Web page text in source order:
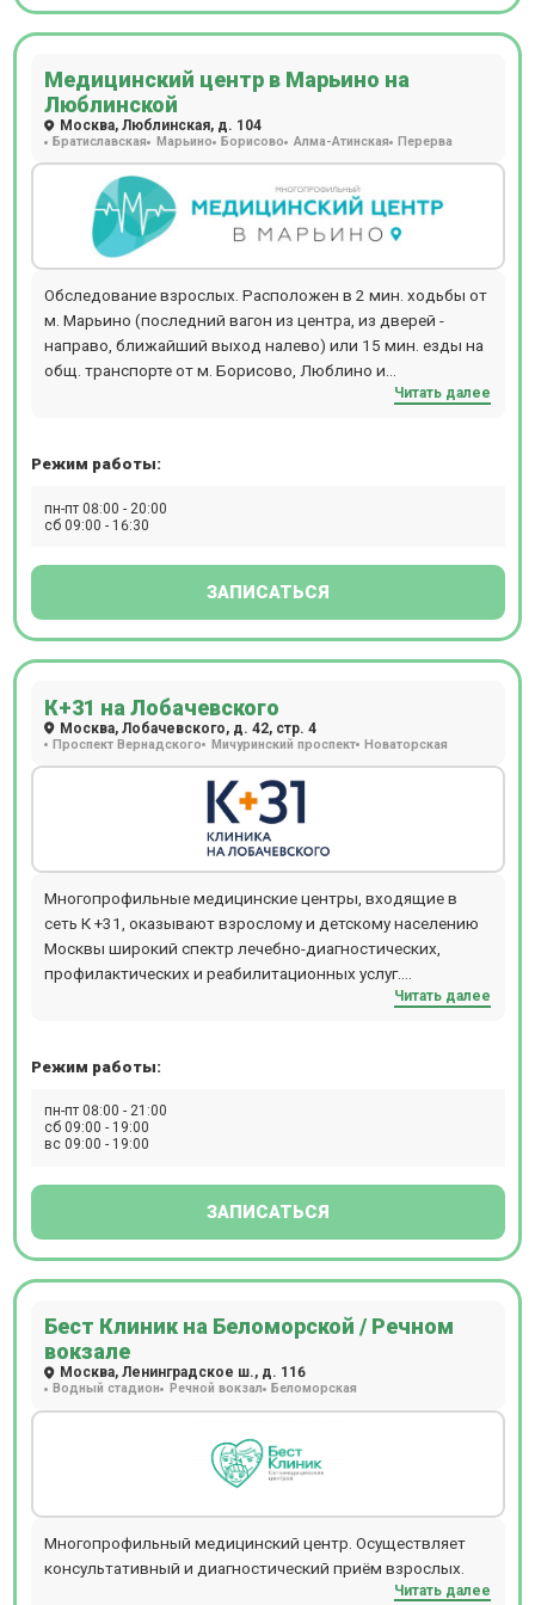
Медицинский центр в Марьино на
Люблинской
Москва, Люблинская, д. 104
Братиславская Марьино Борисово Алма-Атинская Перерва
Обследование взрослых. Расположен в 2 мин. ходьбы от
м. Марьино (последний вагон из центра, из дверей -
направо, ближайший выход налево) или 15 мин. езды на
общ. транспорте от м. Борисово, Люблино и
Шипиловская. Прием происходит по предварительной
Читать далее
Режим работы:
пн-пт 08:00 - 20:00
сб 09:00 - 16:30
ЗАПИСАТЬСЯ
К+31 на Лобачевского
Москва, Лобачевского, д. 42, стр. 4
Проспект Вернадского Мичуринский проспект Новаторская
Многопрофильные медицинские центры, входящие в
сеть К +31, оказывают взрослому и детскому населению
Москвы широкий спектр лечебно-диагностических,
профилактических и реабилитационных услуг.
Обратившись в медцентр К +31, можно получить
уролога, гастроэнтеролога, ортопеда, невролога,
специалистов.
Читать далее
Режим работы:
пн-пт 08:00 - 21:00
сб 09:00 - 19:00
вс 09:00 - 19:00
ЗАПИСАТЬСЯ
Бест Клиник на Беломорской / Речном
вокзале
Москва, Ленинградское ш., д. 116
Водный стадион Речной вокзал Беломорская
Многопрофильный медицинский центр. Осуществляет
консультативный и диагностический приём взрослых.
Читать далее